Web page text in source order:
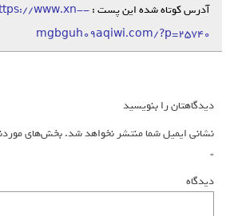
آدرس کوتاه شده این پست :www.xn--
mgbguh09aqiwi.com/?p=25740
دیدگاهتان را بنویسید
نشانی ایمیل شما منتشر نخواهد شد.بخش‌های
*
دیدگاه